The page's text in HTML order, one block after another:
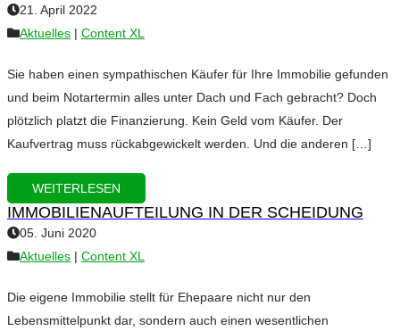
21. April 2022
Aktuelles | Content XL
Sie haben einen sympathischen Käufer für Ihre Immobilie gefunden
und beim Notartermin alles unter Dach und Fach gebracht? Doch
plötzlich platzt die Finanzierung. Kein Geld vom Käufer. Der
Kaufvertrag muss rückabgewickelt werden. Und die anderen […]
WEITERLESEN
IMMOBILIENAUFTEILUNG IN DER SCHEIDUNG
05. Juni 2020
Aktuelles | Content XL
Die eigene Immobilie stellt für Ehepaare nicht nur den
Lebensmittelpunkt dar, sondern auch einen wesentlichen